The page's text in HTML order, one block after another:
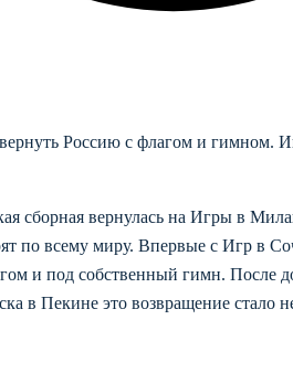
Россию с флагом и гимном.
сборная вернулась на Игры в
по всему миру. Впервые с Игр в
и под собственный гимн. После
в Пекине это возвращение стало